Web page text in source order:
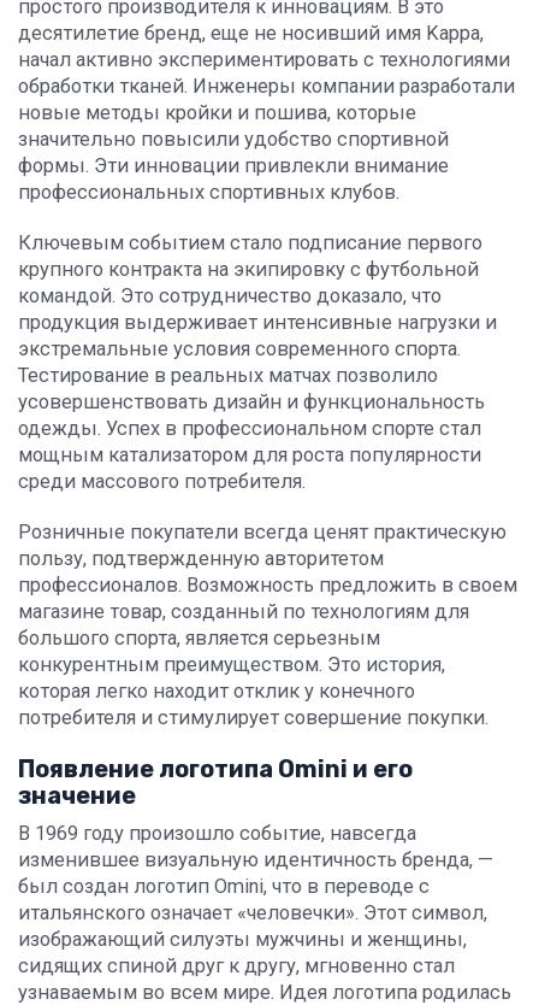
простого производителя к инновациям. В это
десятилетие бренд, еще не носивший имя Kappa,
начал активно экспериментировать с технологиями
обработки тканей. Инженеры компании разработали
новые методы кройки и пошива, которые
значительно повысили удобство спортивной
формы. Эти инновации привлекли внимание
профессиональных спортивных клубов.
Ключевым событием стало подписание первого
крупного контракта на экипировку с футбольной
командой. Это сотрудничество доказало, что
продукция выдерживает интенсивные нагрузки и
экстремальные условия современного спорта.
Тестирование в реальных матчах позволило
усовершенствовать дизайн и функциональность
одежды. Успех в профессиональном спорте стал
мощным катализатором для роста популярности
среди массового потребителя.
Розничные покупатели всегда ценят практическую
пользу, подтвержденную авторитетом
профессионалов. Возможность предложить в своем
магазине товар, созданный по технологиям для
большого спорта, является серьезным
конкурентным преимуществом. Это история,
которая легко находит отклик у конечного
потребителя и стимулирует совершение покупки.
Появление логотипа Omini и его
значение
В 1969 году произошло событие, навсегда
изменившее визуальную идентичность бренда, —
был создан логотип Omini, что в переводе с
итальянского означает «человечки». Этот символ,
изображающий силуэты мужчины и женщины,
сидящих спиной друг к другу, мгновенно стал
узнаваемым во всем мире. Идея логотипа родилась